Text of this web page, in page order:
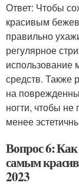
Ответ: Чтобы
красивым
правильно
регулярное
использование
средств. Также
на
ногти, чтобы не
менее
Вопрос 6: Как
самым
2023